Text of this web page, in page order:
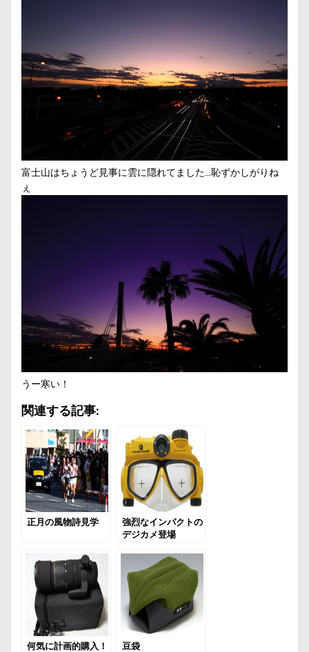
富士山はちょうど見事に雲に隠れてました…恥ずかしがりね
ぇ
うー寒い！
関連する記事:
正月の風物詩見学
強烈なインパクトの
デジカメ登場
何気に計画的購入！ 豆袋